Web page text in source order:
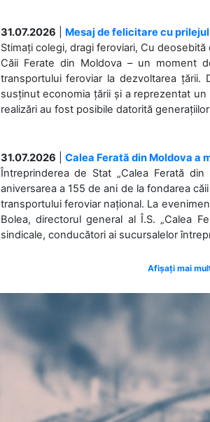
31.07.2026
Mesaj de felicitare cu
Stimați colegi, dragi feroviari, Cu
Căii Ferate din Moldova – un moment
transportului feroviar la dezvoltarea
susținut economia țării și a reprezentat
realizări au fost posibile datorită
31.07.2026
Calea Ferată din Moldova a
Întreprinderea de Stat „Calea Ferată
aniversarea a 155 de ani de la fondarea
transportului feroviar național. La
Bolea, directorul general al Î.S. „Calea
sindicale, conducători ai sucursalelor
Afișați mai